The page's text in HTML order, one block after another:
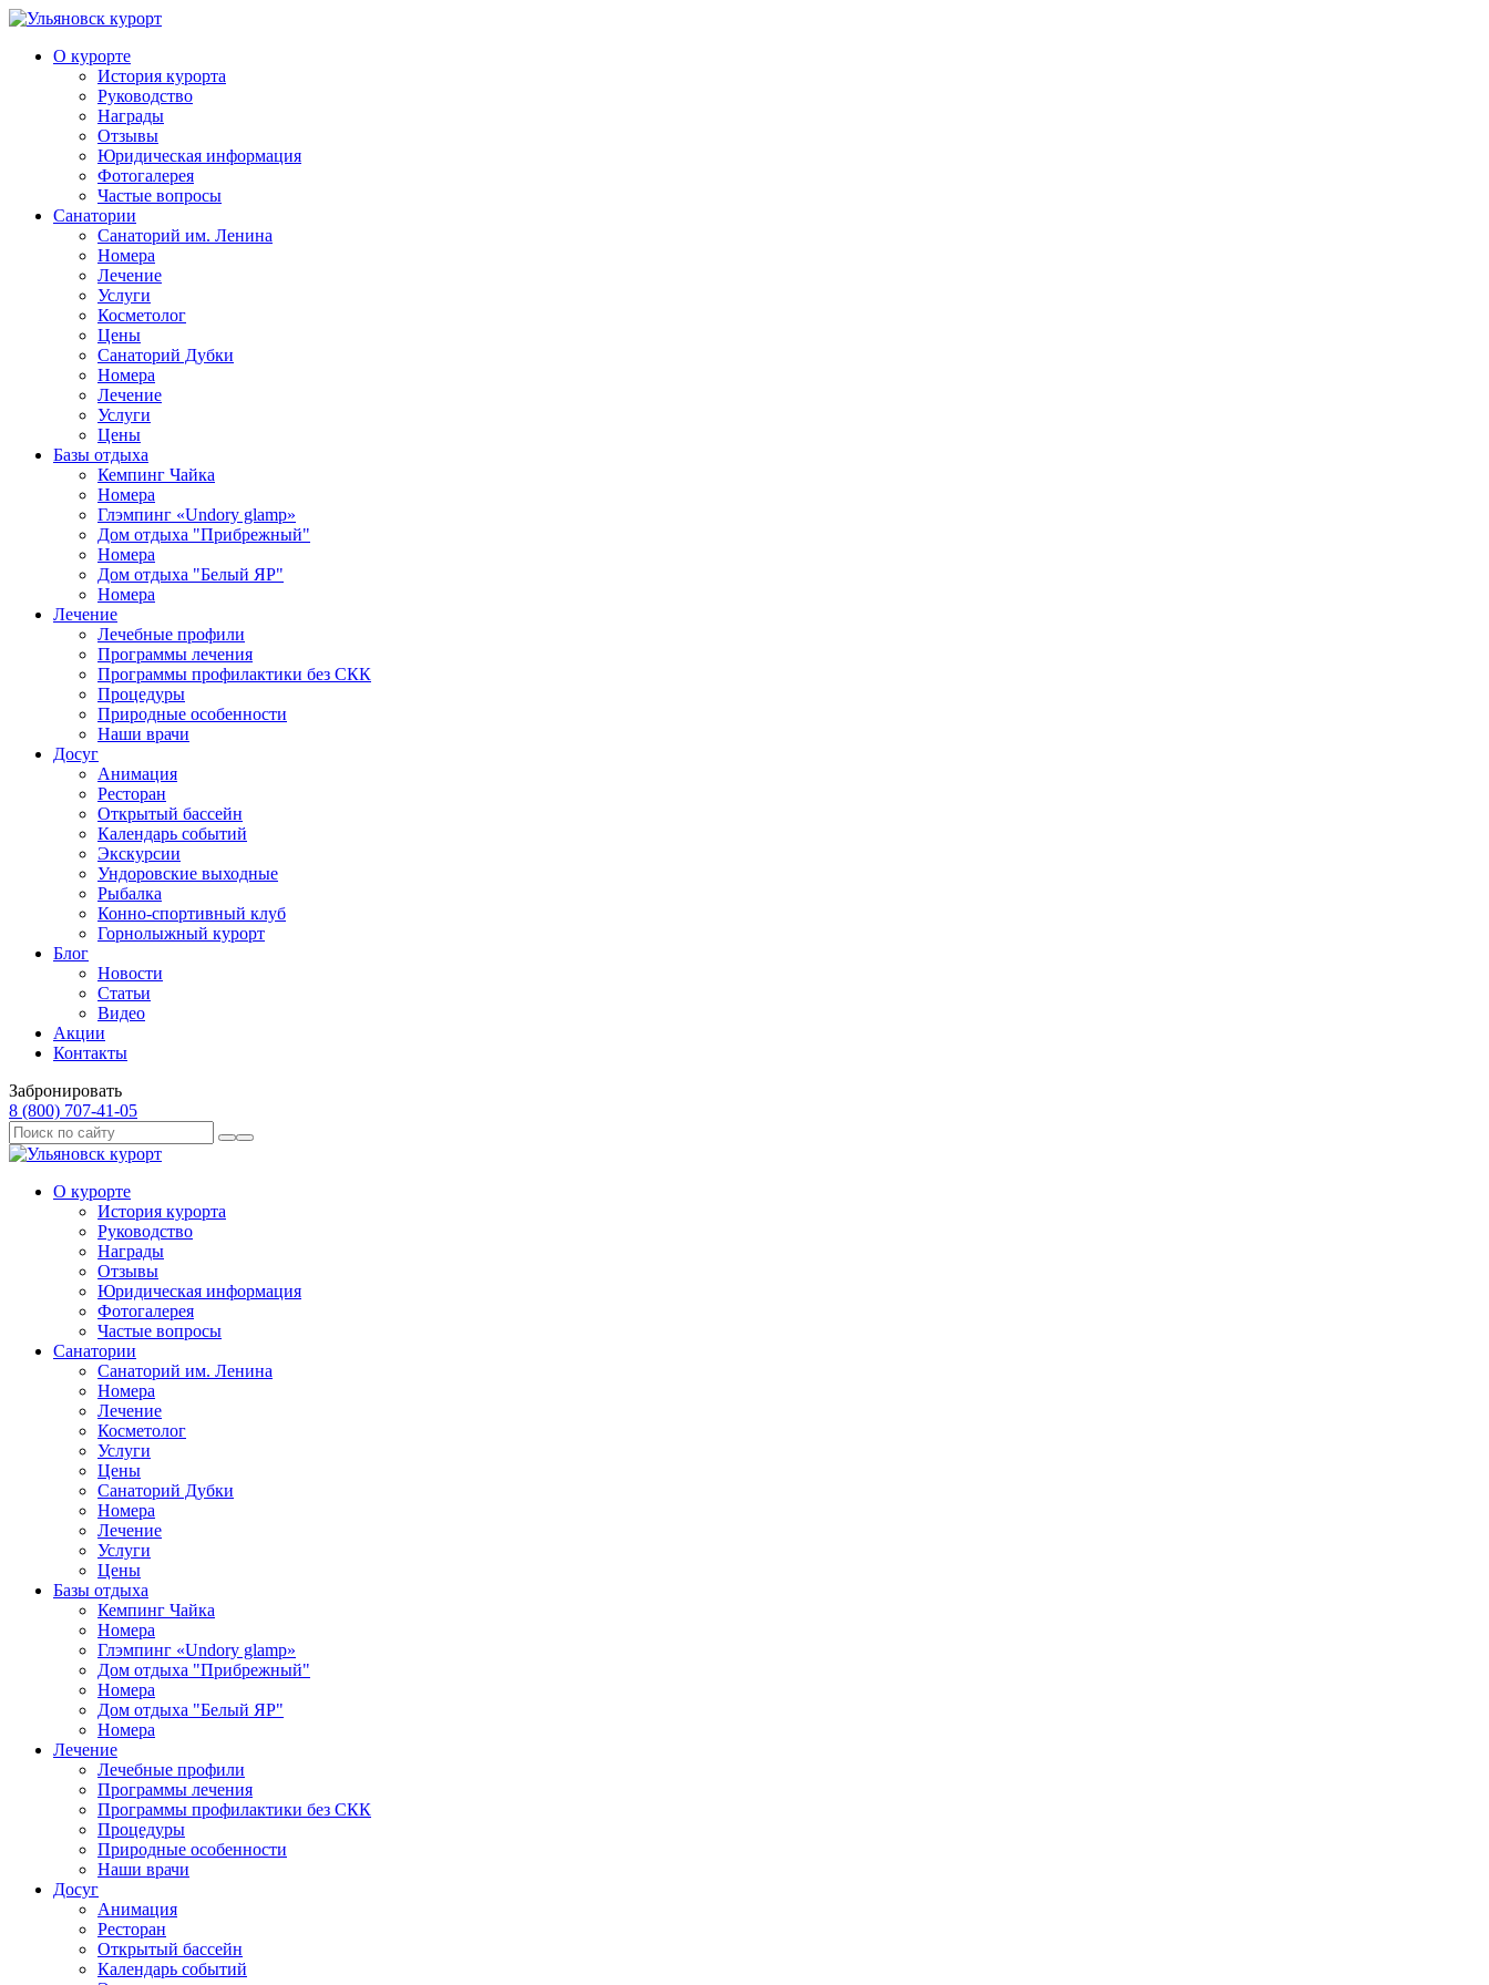
О курорте
История курорта
Руководство
Награды
Отзывы
Юридическая информация
Фотогалерея
Частые вопросы
Санатории
Санаторий им. Ленина
Номера
Лечение
Услуги
Косметолог
Цены
Санаторий Дубки
Номера
Лечение
Услуги
Цены
Базы отдыха
Кемпинг Чайка
Номера
Глэмпинг «Undory glamp»
Дом отдыха "Прибрежный"
Номера
Дом отдыха "Белый ЯР"
Номера
Лечение
Лечебные профили
Программы лечения
Программы профилактики без СКК
Процедуры
Природные особенности
Наши врачи
Досуг
Анимация
Ресторан
Открытый бассейн
Календарь событий
Экскурсии
Ундоровские выходные
Рыбалка
Конно-спортивный клуб
Горнолыжный курорт
Блог
Новости
Статьи
Видео
Акции
Контакты
Забронировать
8 (800) 707‑41‑05
О курорте
История курорта
Руководство
Награды
Отзывы
Юридическая информация
Фотогалерея
Частые вопросы
Санатории
Санаторий им. Ленина
Номера
Лечение
Косметолог
Услуги
Цены
Санаторий Дубки
Номера
Лечение
Услуги
Цены
Базы отдыха
Кемпинг Чайка
Номера
Глэмпинг «Undory glamp»
Дом отдыха "Прибрежный"
Номера
Дом отдыха "Белый ЯР"
Номера
Лечение
Лечебные профили
Программы лечения
Программы профилактики без СКК
Процедуры
Природные особенности
Наши врачи
Досуг
Анимация
Ресторан
Открытый бассейн
Календарь событий